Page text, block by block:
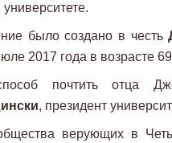
было создано в честь
2017 года в возрасте 69
почтить отца
, президент
верующих в